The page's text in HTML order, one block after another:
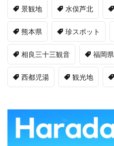
景観地 水俣芦北
熊本県 珍スポット
相良三十三観音 福岡県
西都児湯 観光地